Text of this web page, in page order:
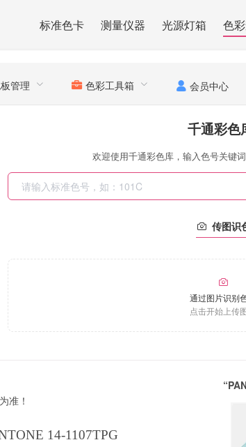
标准色卡 测量仪器 光源灯箱 色
管理 色彩工具箱 会员中心
千通彩色
欢迎使用千通彩色库，输入色号关键
传图识
通过图片识别
点击开始上传
准！
14-1107TPG